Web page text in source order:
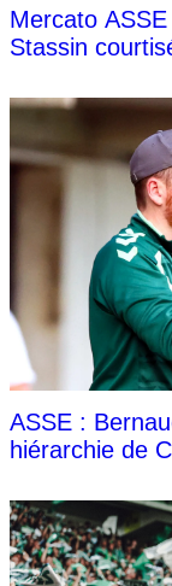
Mercato
Stassin
ASSE :
hiérarchie de